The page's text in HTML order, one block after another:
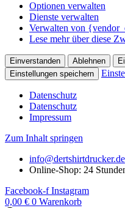
Optionen verwalten
Dienste verwalten
Verwalten von
Lese mehr über diese
Einverstanden Ablehnen
Einstellungen speichern
Datenschutz
Datenschutz
Impressum
Zum Inhalt springen
info@dertshirtdrucker.de
Online-Shop: 24
Facebook-f Instagram
0,00 € 0 Warenkorb